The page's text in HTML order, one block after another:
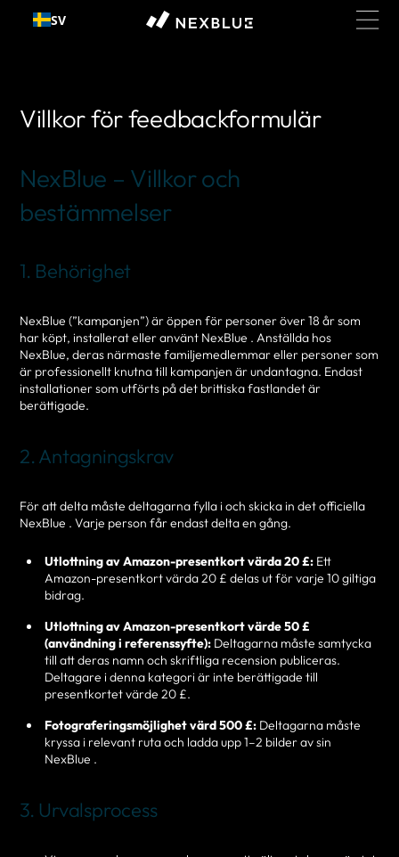
Gå till
innehållet
SV
Villkor för feedbackformulär
NexBlue – Villkor och
bestämmelser
1. Behörighet
NexBlue (”kampanjen”) är öppen för personer över 18 år som
har köpt, installerat eller använt NexBlue . Anställda hos
NexBlue, deras närmaste familjemedlemmar eller personer som
är professionellt knutna till kampanjen är undantagna. Endast
installationer som utförts på det brittiska fastlandet är
berättigade.
2. Antagningskrav
För att delta måste deltagarna fylla i och skicka in det officiella
NexBlue . Varje person får endast delta en gång.
Utlottning av Amazon-presentkort värda 20 £: Ett
Amazon-presentkort värda 20 £ delas ut för varje 10 giltiga
bidrag.
Utlottning av Amazon-presentkort värde 50 £
(användning i referenssyfte): Deltagarna måste samtycka
till att deras namn och skriftliga recension publiceras.
Deltagare i denna kategori är inte berättigade till
presentkortet värde 20 £.
Fotograferingsmöjlighet värd 500 £: Deltagarna måste
kryssa i relevant ruta och ladda upp 1–2 bilder av sin
NexBlue .
3. Urvalsprocess